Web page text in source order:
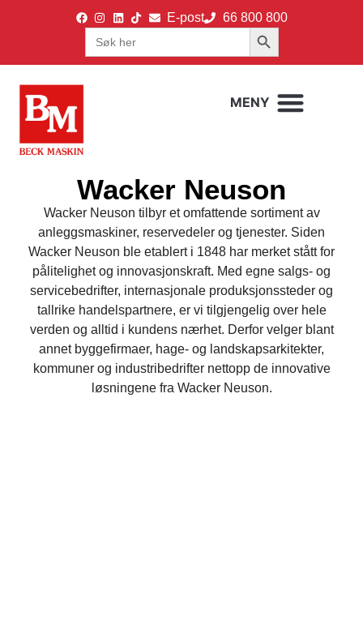
E-post
66 800 800
Search
for:
Search Button
Wacker Neuson
Wacker Neuson tilbyr et omfattende sortiment av
anleggsmaskiner, reservedeler og tjenester. Siden
Wacker Neuson ble etablert i 1848 har merket stått for
pålitelighet og innovasjonskraft. Med egne salgs- og
servicebedrifter, internasjonale produksjonssteder og
tallrike handelspartnere, er vi tilgjengelig over hele
verden og alltid i kundens nærhet. Derfor velger blant
annet byggefirmaer, hage- og landskapsarkitekter,
kommuner og industribedrifter nettopp de innovative
løsningene fra Wacker Neuson.